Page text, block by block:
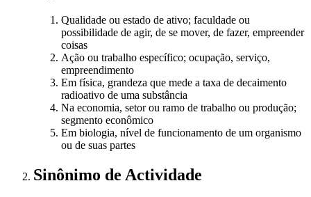
Qualidade ou estado de ativo; faculdade ou
possibilidade de agir, de se mover, de fazer, empreender
coisas
Ação ou trabalho específico; ocupação, serviço,
empreendimento
Em física, grandeza que mede a taxa de decaimento
radioativo de uma substância
Na economia, setor ou ramo de trabalho ou produção;
segmento econômico
Em biologia, nível de funcionamento de um organismo
ou de suas partes
Sinônimo de Actividade